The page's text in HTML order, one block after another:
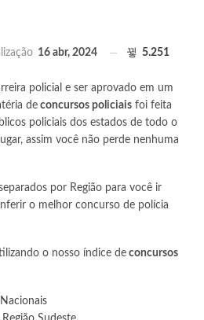
16 abr, 2024 5.251
policial e ser aprovado em um
de concursos policiais foi feita
policiais dos estados de todo o
assim você não perde nenhuma
por Região para você ir
o melhor concurso de polícia
o nosso índice de concursos